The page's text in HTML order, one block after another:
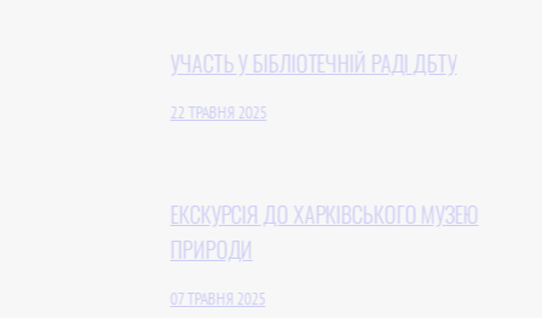
УЧАСТЬ У БІБЛІОТЕЧНІЙ РАДІ ДБТУ
22 ТРАВНЯ 2025
ЕКСКУРСІЯ ДО ХАРКІВСЬКОГО МУЗЕЮ
ПРИРОДИ
07 ТРАВНЯ 2025